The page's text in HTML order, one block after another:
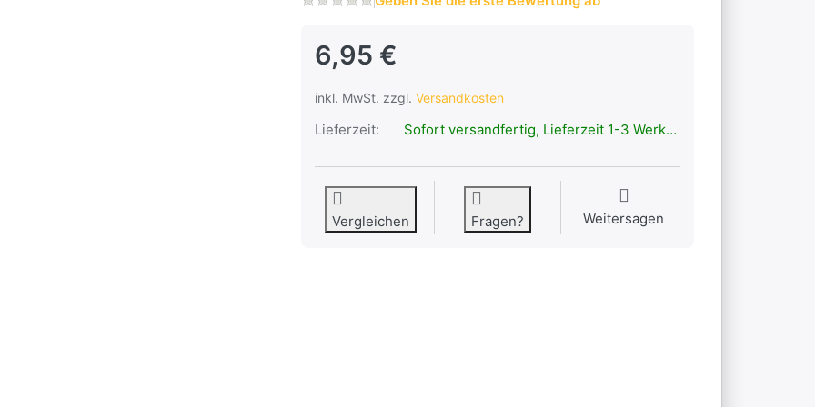
6,95 €
inkl. MwSt. zzgl.Versandkosten
Lieferzeit: Sofort versandfertig, Lieferzeit 1-3 Werktage.
Vergleichen Fragen? Weitersagen